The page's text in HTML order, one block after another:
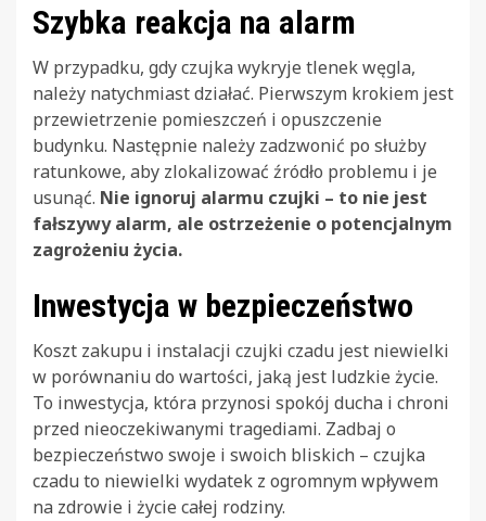
Szybka reakcja na alarm
W przypadku, gdy czujka wykryje tlenek węgla,
należy natychmiast działać. Pierwszym krokiem jest
przewietrzenie pomieszczeń i opuszczenie
budynku. Następnie należy zadzwonić po służby
ratunkowe, aby zlokalizować źródło problemu i je
usunąć. Nie ignoruj alarmu czujki – to nie jest
fałszywy alarm, ale ostrzeżenie o potencjalnym
zagrożeniu życia.
Inwestycja w bezpieczeństwo
Koszt zakupu i instalacji czujki czadu jest niewielki
w porównaniu do wartości, jaką jest ludzkie życie.
To inwestycja, która przynosi spokój ducha i chroni
przed nieoczekiwanymi tragediami. Zadbaj o
bezpieczeństwo swoje i swoich bliskich – czujka
czadu to niewielki wydatek z ogromnym wpływem
na zdrowie i życie całej rodziny.